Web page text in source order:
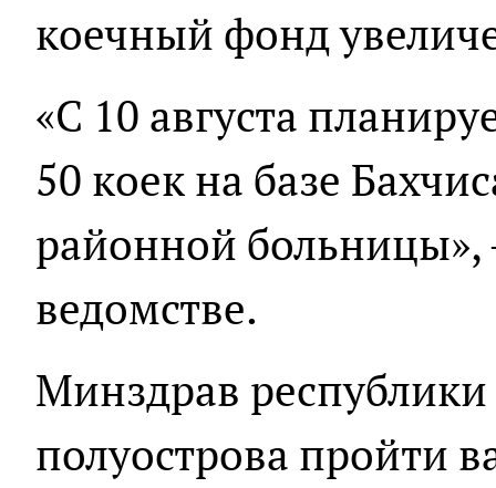
коечный фонд
«С 10 августа
50 коек на базе
районной больницы»,
ведомстве.
Минздрав
полуострова пройти